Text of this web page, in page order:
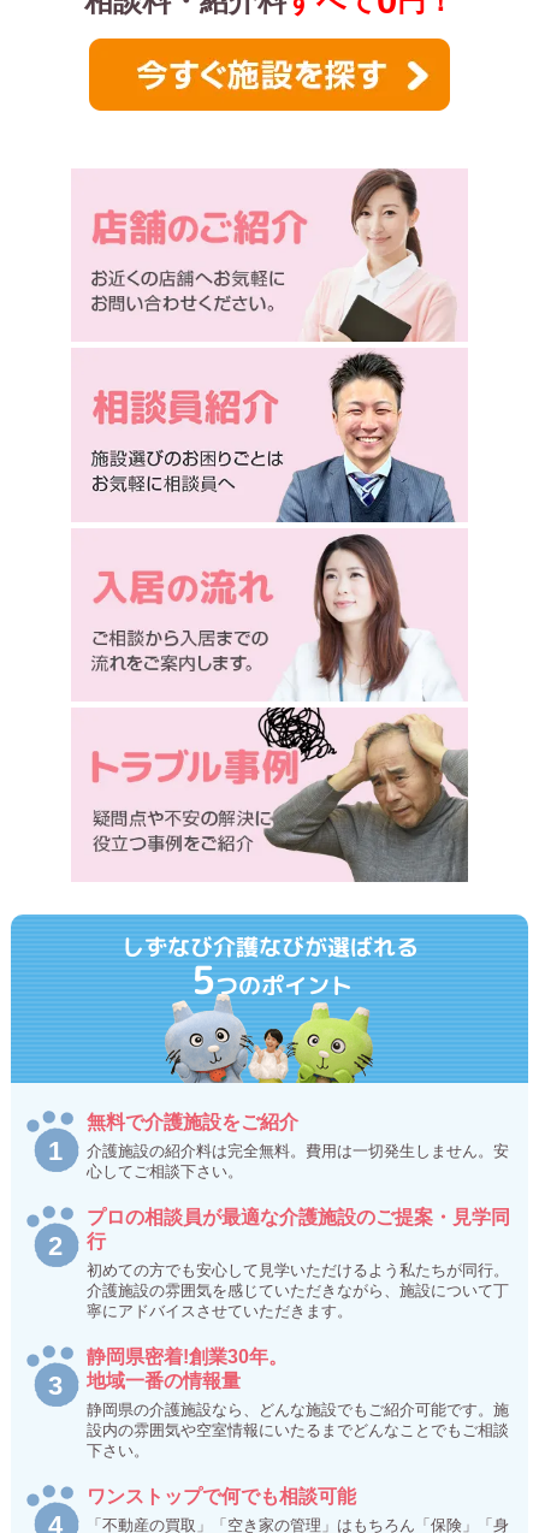
しずなび介護なびが選ばれる
5つのポイント
無料で介護施設をご紹介
介護施設の紹介料は完全無料。費用は一切発生しません。安
心してご相談下さい。
プロの相談員が最適な介護施設のご提案・見学同
行
初めての方でも安心して見学いただけるよう私たちが同行。
介護施設の雰囲気を感じていただきながら、施設について丁
寧にアドバイスさせていただきます。
静岡県密着!創業30年。
地域一番の情報量
静岡県の介護施設なら、どんな施設でもご紹介可能です。施
設内の雰囲気や空室情報にいたるまでどんなことでもご相談
下さい。
ワンストップで何でも相談可能
「不動産の買取」「空き家の管理」はもちろん「保険」「身